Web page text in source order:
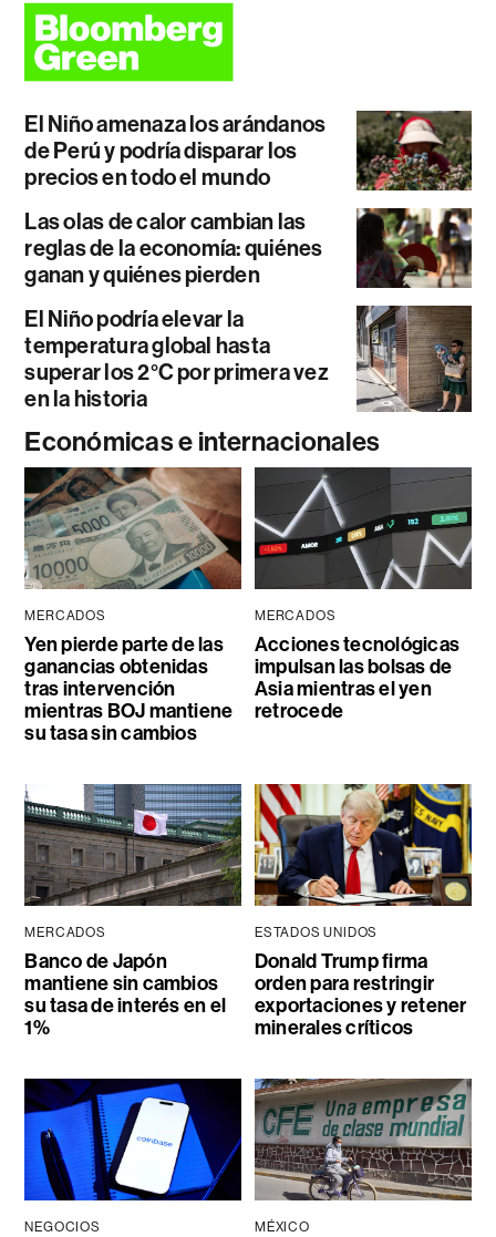
El Niño amenaza los arándanos
de Perú y podría disparar los
precios en todo el mundo
Las olas de calor cambian las
reglas de la economía: quiénes
ganan y quiénes pierden
El Niño podría elevar la
temperatura global hasta
superar los 2°C por primera vez
en la historia
Económicas e internacionales
MERCADOS
Yen pierde parte de las
ganancias obtenidas
tras intervención
mientras BOJ mantiene
su tasa sin cambios
MERCADOS
Acciones tecnológicas
impulsan las bolsas de
Asia mientras el yen
retrocede
MERCADOS
Banco de Japón
mantiene sin cambios
su tasa de interés en el
1%
ESTADOS UNIDOS
Donald Trump firma
orden para restringir
exportaciones y retener
minerales críticos
NEGOCIOS MÉXICO